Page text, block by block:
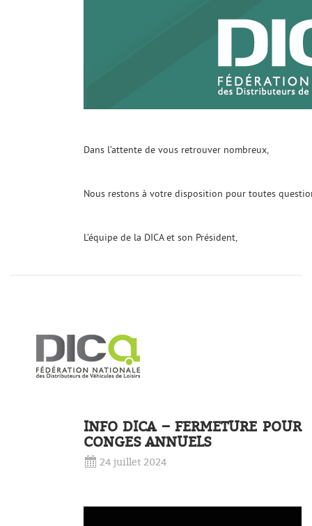
Dans l’attente de vous retrouver nombreux,
Nous restons à votre disposition pour toutes
L’équipe de la DICA et son Président,
INFO DICA – FERMETURE POUR
CONGES ANNUELS
24 juillet 2024